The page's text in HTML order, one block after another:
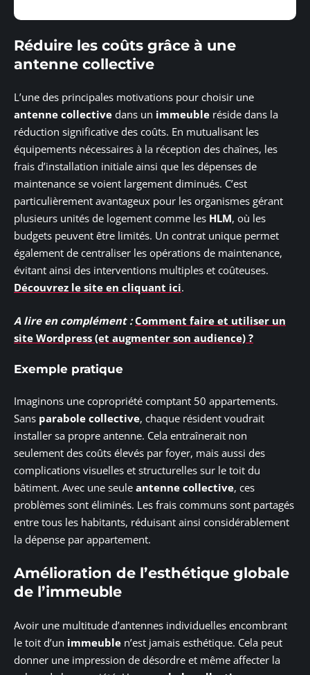
Réduire les coûts grâce à une
antenne collective
L’une des principales motivations pour choisir une
antenne collective dans un immeuble réside dans la
réduction significative des coûts. En mutualisant les
équipements nécessaires à la réception des chaînes, les
frais d’installation initiale ainsi que les dépenses de
maintenance se voient largement diminués. C’est
particulièrement avantageux pour les organismes gérant
plusieurs unités de logement comme les HLM, où les
budgets peuvent être limités. Un contrat unique permet
également de centraliser les opérations de maintenance,
évitant ainsi des interventions multiples et coûteuses.
Découvrez le site en cliquant ici.
A lire en complément : Comment faire et utiliser un
site Wordpress (et augmenter son audience) ?
Exemple pratique
Imaginons une copropriété comptant 50 appartements.
Sans parabole collective, chaque résident voudrait
installer sa propre antenne. Cela entraînerait non
seulement des coûts élevés par foyer, mais aussi des
complications visuelles et structurelles sur le toit du
bâtiment. Avec une seule antenne collective, ces
problèmes sont éliminés. Les frais communs sont partagés
entre tous les habitants, réduisant ainsi considérablement
la dépense par appartement.
Amélioration de l’esthétique globale
de l’immeuble
Avoir une multitude d’antennes individuelles encombrant
le toit d’un immeuble n’est jamais esthétique. Cela peut
donner une impression de désordre et même affecter la